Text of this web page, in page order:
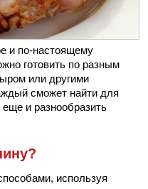
и по-настоящему
готовить по разным
или другими
сможет найти для
и разнообразить
используя